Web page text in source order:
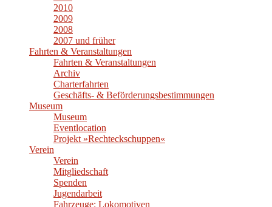
2010
2009
2008
2007 und früher
Fahrten & Veranstaltungen
Fahrten & Veranstaltungen
Archiv
Charterfahrten
Geschäfts- & Beförderungsbestimmungen
Museum
Museum
Eventlocation
Projekt »Rechteckschuppen«
Verein
Verein
Mitgliedschaft
Spenden
Jugendarbeit
Fahrzeuge: Lokomotiven